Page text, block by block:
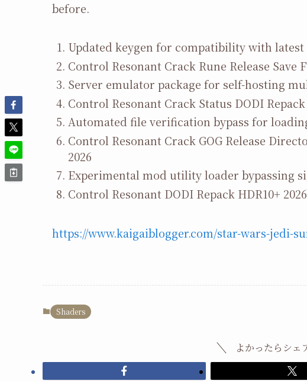
before.
Updated keygen for compatibility with latest
Control Resonant Crack Rune Release Save
Server emulator package for self-hosting
Control Resonant Crack Status DODI
Automated file verification bypass for
Control Resonant Crack GOG Release
2026
Experimental mod utility loader bypassing
Control Resonant DODI Repack HDR10+ 2026
https://www.kaigaiblogger.com/star-wars-jedi-
Shaders
よかったらシェ